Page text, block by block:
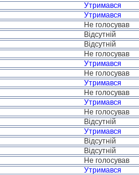
Утримався
Утримався
Не голосував
Відсутній
Відсутній
Не голосував
Утримався
Не голосував
Утримався
Не голосував
Утримався
Не голосував
Відсутній
Утримався
Відсутній
Відсутній
Не голосував
Утримався